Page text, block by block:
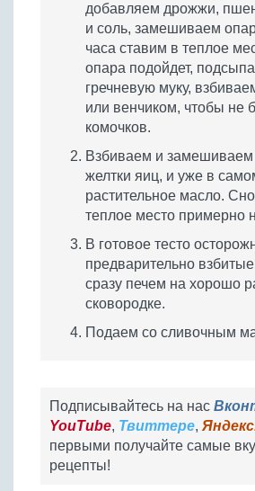
добавляем дрожжи,
и соль, замешиваем
часа ставим в теплое
опара подойдет,
гречневую муку,
или венчиком, чтобы не
комочков.
Взбиваем и замешиваем
желтки яиц, и уже в
растительное масло.
теплое место примерно
В готовое тесто
предварительно
сразу печем на хорошо
сковородке.
Подаем со сливочным
Подписывайтесь на нас
YouTube, Твиттере,
первыми получайте самые
рецепты!